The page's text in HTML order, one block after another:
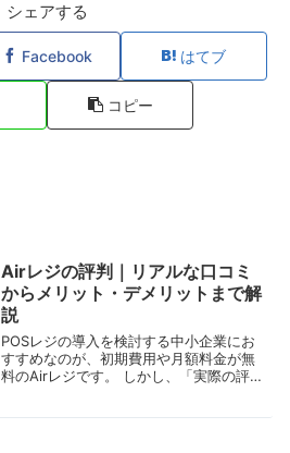
シェアする
Facebook はてブ
コピー
Airレジの評判｜リアルな口コミ
からメリット・デメリットまで解
説
POSレジの導入を検討する中小企業にお
すすめなのが、初期費用や月額料金が無
料のAirレジです。 しかし、「実際の評